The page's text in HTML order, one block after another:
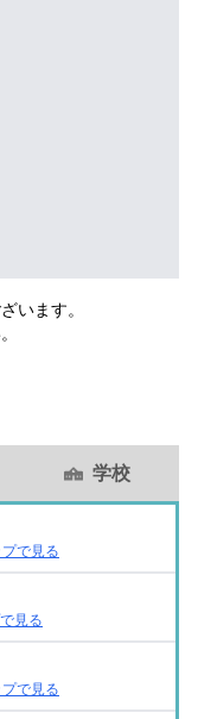
います。
学校
で見る
見る
で見る